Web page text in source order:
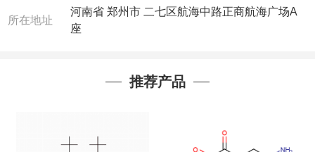
所在地址
河南省 郑州市 二七区航海中路正商航海广场A
座
推荐产品